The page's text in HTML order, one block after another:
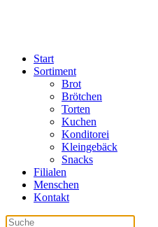
Start
Sortiment
Brot
Brötchen
Torten
Kuchen
Konditorei
Kleingebäck
Snacks
Filialen
Menschen
Kontakt